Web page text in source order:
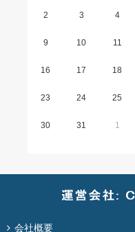
2 3 4
9 10 11
16 17 18
23 24 25
30 31 1
会社概要